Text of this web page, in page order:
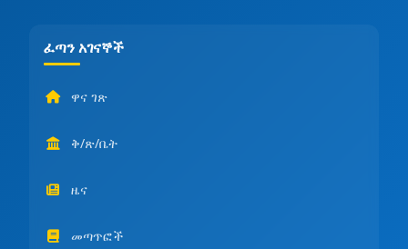
ፈጣን አገናኞች
ዋና ገጽ
ቅ/ጽ/ቤት
ዜና
መጣጥፎች